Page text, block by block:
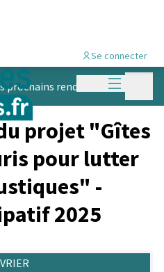
Menu
Se connecter
prochains rendez-vous
projet "Gîtes
pour lutter
-
2025